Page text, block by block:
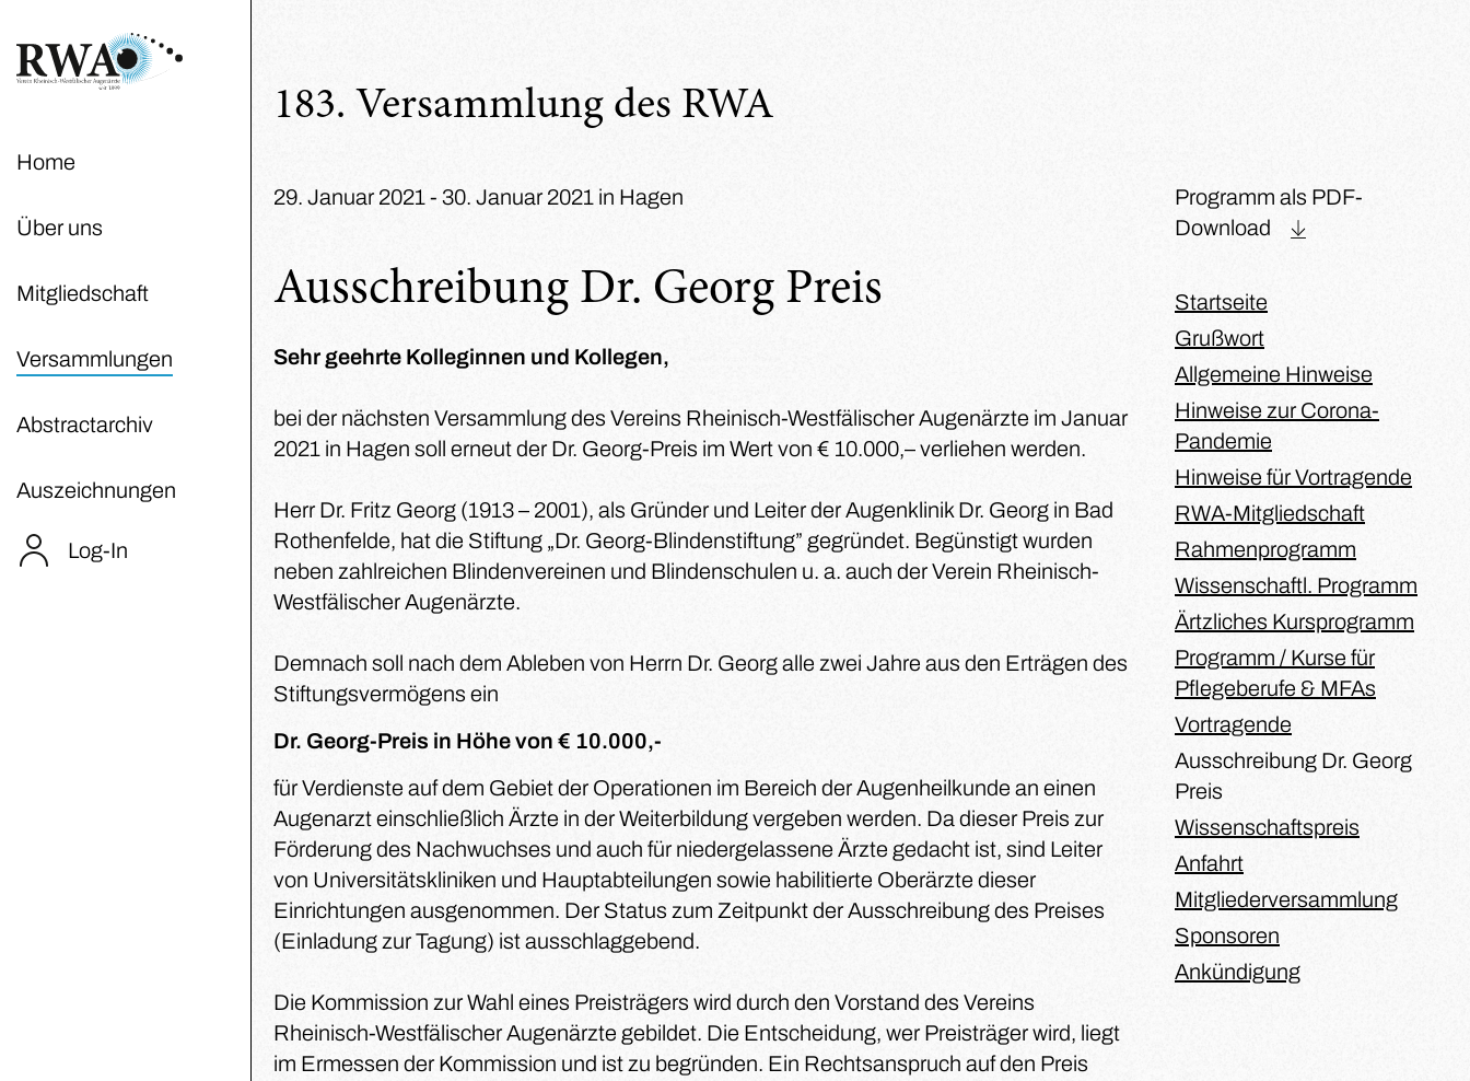
Home
Über uns
Mitgliedschaft
Versammlungen
Abstractarchiv
Auszeichnungen
Log-In
183. Versammlung des RWA
29. Januar 2021 - 30. Januar 2021 in Hagen
Ausschreibung Dr. Georg Preis
Sehr geehrte Kolleginnen und Kollegen,
bei der nächsten Versammlung des Vereins Rheinisch-Westfälischer Augenärzte im Januar
2021 in Hagen soll erneut der Dr. Georg-Preis im Wert von € 10.000,– verliehen werden.
Herr Dr. Fritz Georg (1913 – 2001), als Gründer und Leiter der Augenklinik Dr. Georg in Bad
Rothenfelde, hat die Stiftung „Dr. Georg-Blindenstiftung” gegründet. Begünstigt wurden
neben zahlreichen Blindenvereinen und Blindenschulen u. a. auch der Verein Rheinisch-
Westfälischer Augenärzte.
Demnach soll nach dem Ableben von Herrn Dr. Georg alle zwei Jahre aus den Erträgen des
Stiftungsvermögens ein
Dr. Georg-Preis in Höhe von € 10.000,-
für Verdienste auf dem Gebiet der Operationen im Bereich der Augenheilkunde an einen
Augenarzt einschließlich Ärzte in der Weiterbildung vergeben werden. Da dieser Preis zur
Förderung des Nachwuchses und auch für niedergelassene Ärzte gedacht ist, sind Leiter
von Universitätskliniken und Hauptabteilungen sowie habilitierte Oberärzte dieser
Einrichtungen ausgenommen. Der Status zum Zeitpunkt der Ausschreibung des Preises
(Einladung zur Tagung) ist ausschlaggebend.
Die Kommission zur Wahl eines Preisträgers wird durch den Vorstand des Vereins
Rheinisch-Westfälischer Augenärzte gebildet. Die Entscheidung, wer Preisträger wird, liegt
im Ermessen der Kommission und ist zu begründen. Ein Rechtsanspruch auf den Preis
Programm als PDF-
Download
Startseite
Grußwort
Allgemeine Hinweise
Hinweise zur Corona-
Pandemie
Hinweise für Vortragende
RWA-Mitgliedschaft
Rahmenprogramm
Wissenschaftl. Programm
Ärtzliches Kursprogramm
Programm / Kurse für
Pflegeberufe & MFAs
Vortragende
Ausschreibung Dr. Georg
Preis
Wissenschaftspreis
Anfahrt
Mitgliederversammlung
Sponsoren
Ankündigung